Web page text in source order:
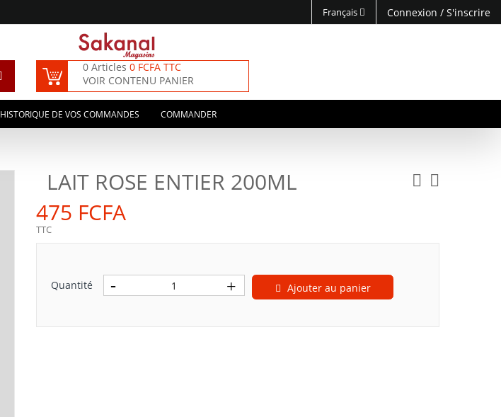
Connexion / S'inscrire
Français
0 Articles 0 FCFA TTC
VOIR CONTENU PANIER
HISTORIQUE DE VOS COMMANDES COMMANDER
LAIT ROSE ENTIER 200ML
475 FCFA
TTC
Quantité Ajouter au panier